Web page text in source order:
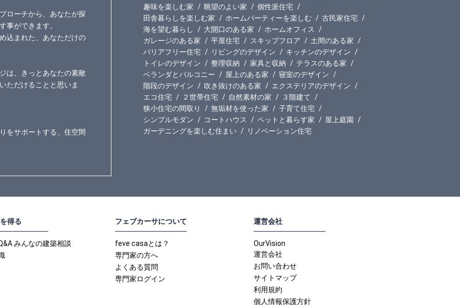
ローチから、あなたが探
事ができます。
込まれた、あなただけの
は、きっとあなたの素敵
ただけることと思いま
をサポートする、住空間
趣味を楽しむ家
眺望のよい家
個性派住宅
田舎暮らしを楽しむ家
ホームパーティーを楽しむ
古民家住宅
海を望む暮らし
大開口のある家
ホームオフィス
ガレージのある家
平屋住宅 スキップフロア
土間のある家
バリアフリー住宅
リビングのデザイン
キッチンのデザイン
トイレのデザイン
整理収納 家具と収納
テラスのある家
ベランダとバルコニー
屋上のある家
寝室のデザイン
階段のデザイン
吹き抜けのある家
エクステリアのデザイン
エコ住宅
２世帯住宅 自然素材の家
３階建て
狭小住宅の間取り
無垢材を使った家
子育て住宅
シンプルモダン
コートハウス ペットと暮らす家
屋上庭園
ガーデニングを楽しむ住まい
リノベーション住宅
得る
みんなの建築相談
フェブカーサについて
feve casaとは？
専門家の方へ
よくある質問
専門家ログイン
運営会社
OurVision
運営会社
お問い合わせ
サイトマップ
利用規約
個人情報保護方針